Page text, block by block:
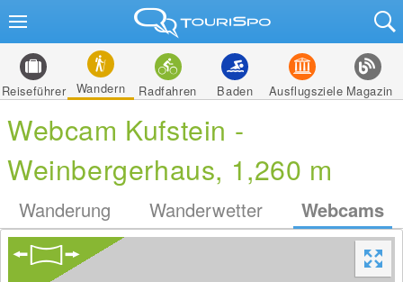
Reiseführer Wandern Radfahren Baden Ausflugsziele Magazin
Webcam Kufstein -
Weinbergerhaus, 1,260 m
Wanderung Wanderwetter Webcams